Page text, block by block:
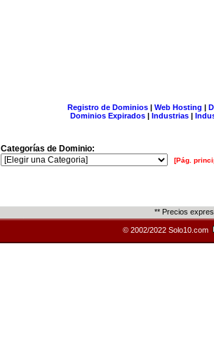
Registro de Dominios| Web Hosting |
Dominios Expirados | Industrias |
Categorías de Dominio:
[Pág.
** Precios
© 2002/2022 Solo10.com